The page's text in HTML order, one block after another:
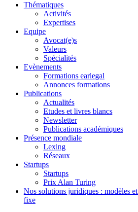
Thématiques
Activités
Expertises
Equipe
Avocat(e)s
Valeurs
Spécialités
Evènements
Formations earlegal
Annonces formations
Publications
Actualités
Etudes et livres blancs
Newsletter
Publications académiques
Présence mondiale
Lexing
Réseaux
Startups
Startups
Prix Alan Turing
Nos solutions juridiques : modèles
fixe